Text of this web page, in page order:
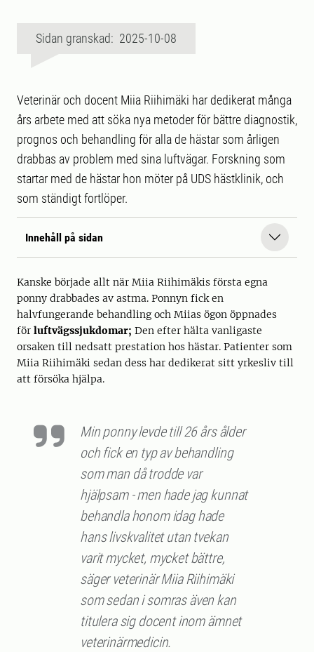
Sidan granskad: 2025-10-08
Veterinär och docent Miia Riihimäki har dedikerat många
års arbete med att söka nya metoder för bättre diagnostik,
prognos och behandling för alla de hästar som årligen
drabbas av problem med sina luftvägar. Forskning som
startar med de hästar hon möter på UDS hästklinik, och
som ständigt fortlöper.
Innehåll på sidan
Kanske började allt när Miia Riihimäkis första egna
ponny drabbades av astma. Ponnyn fick en
halvfungerande behandling och Miias ögon öppnades
för luftvägssjukdomar; Den efter hälta vanligaste
orsaken till nedsatt prestation hos hästar. Patienter som
Miia Riihimäki sedan dess har dedikerat sitt yrkesliv till
att försöka hjälpa.
Min ponny levde till 26 års ålder
och fick en typ av behandling
som man då trodde var
hjälpsam - men hade jag kunnat
behandla honom idag hade
hans livskvalitet utan tvekan
varit mycket, mycket bättre,
säger veterinär Miia Riihimäki
som sedan i somras även kan
titulera sig docent inom ämnet
veterinärmedicin.